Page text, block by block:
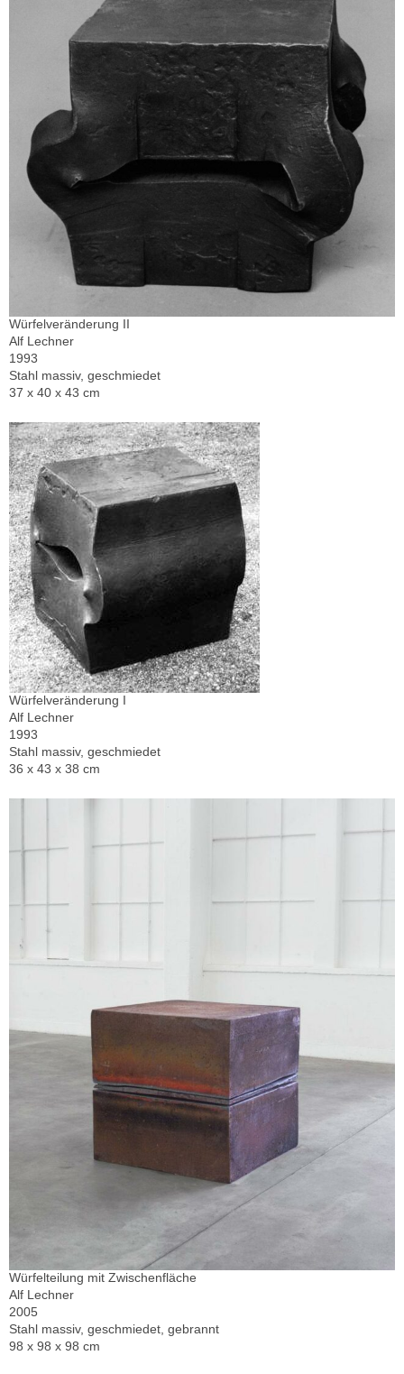
Würfelveränderung II
Alf Lechner
1993
Stahl massiv, geschmiedet
37 x 40 x 43 cm
Würfelveränderung I
Alf Lechner
1993
Stahl massiv, geschmiedet
36 x 43 x 38 cm
Würfelteilung mit Zwischenfläche
Alf Lechner
2005
Stahl massiv, geschmiedet, gebrannt
98 x 98 x 98 cm